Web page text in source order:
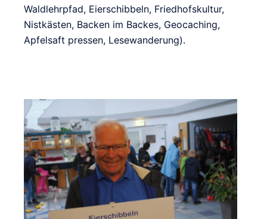
Waldlehrpfad, Eierschibbeln, Friedhofskultur,
Nistkästen, Backen im Backes, Geocaching,
Apfelsaft pressen, Lesewanderung).